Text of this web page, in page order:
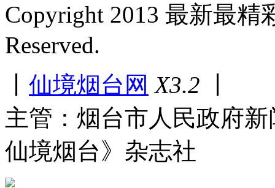
Copyright 2013 最新最
Reserved.
仙境烟台网 X3.2
主管：烟台市人民政府
仙境烟台》杂志社